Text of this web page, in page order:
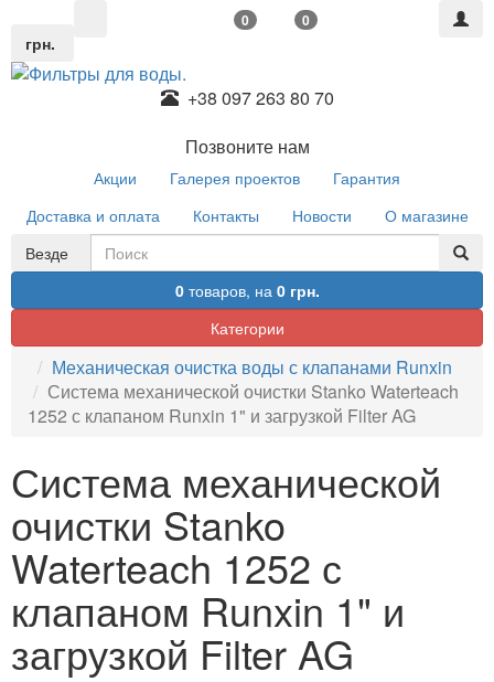
грн.
0 0
+38 097 263 80 70
Позвоните нам
Акции Галерея проектов
Гарантия
Доставка и оплата
Контакты Новости
О магазине
Везде
0товаров, на 0 грн.
Категории
Механическая очистка воды с клапанами Runxin
Система механической очистки Stanko Waterteach
1252 с клапаном Runxin 1" и загрузкой Filter AG
Система механической
очистки Stanko
Waterteach 1252 с
клапаном Runxin 1" и
загрузкой Filter AG